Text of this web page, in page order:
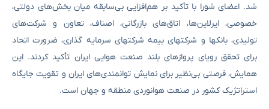
شد. اعضای شورا با تأکید بر هم‌افزایی بی‌سابقه میان بخش‌های دولتی،
خصوصی، ایرلاین‌ها، اتاق‌های بازرگانی، اصناف، تعاون و شرکت‌های
تولیدی، بانکها و شرکتهای بیمه شرکتهای سرمایه گذاری، ضرورت اتحاد
برای تحقق رویای پروازهای بلند صنعت هوایی ایران تأکید کردند. این
همایش، فرصتی بی‌نظیر برای نمایش توانمندی‌های ایران و تقویت جایگاه
استراتژیک کشور در صنعت هوانوردی منطقه و جهان است.